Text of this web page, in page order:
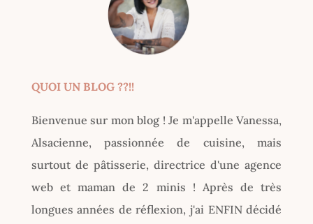
QUOI UN BLOG ??!!
Bienvenue sur mon blog ! Je m'appelle Vanessa,
Alsacienne, passionnée de cuisine, mais
surtout de pâtisserie, directrice d'une agence
web et maman de 2 minis ! Après de très
longues années de réflexion, j'ai ENFIN décidé